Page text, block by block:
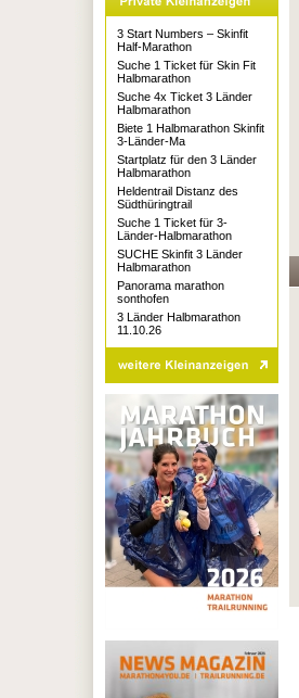
3 Start Numbers – Skinfit
Half-Marathon
Suche 1 Ticket für Skin Fit
Halbmarathon
Suche 4x Ticket 3 Länder
Halbmarathon
Biete 1 Halbmarathon Skinfit
3-Länder-Ma
Startplatz für den 3 Länder
Halbmarathon
Heldentrail Distanz des
Südthüringtrail
Suche 1 Ticket für 3-
Länder-Halbmarathon
SUCHE Skinfit 3 Länder
Halbmarathon
Panorama marathon
sonthofen
3 Länder Halbmarathon
11.10.26